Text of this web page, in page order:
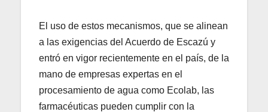
El uso de estos mecanismos, que se alinean
a las exigencias del Acuerdo de Escazú y
entró en vigor recientemente en el país, de la
mano de empresas expertas en el
procesamiento de agua como Ecolab, las
farmacéuticas pueden cumplir con la